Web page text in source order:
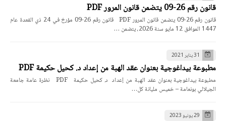
قانون رقم 26-09 يتضمن قانون المرور PDF
قانون رقم 26-09 يتضمن قانون المرور PDF قانون رقم 26-09 مؤرخ في 24 ذي القعدة عام
1447 الموافق 12 مايو سنة 2026، يتضمن …
31 يناير 2021
مطبوعة بيداغوجية بعنوان عقد الهبة من إعداد د. كحيل حكيمة PDF
مطبوعة بيداغوجية بعنوان عقد الهبة من إعداد د. كحيل حكيمة PDF نظرة عامة جامعة
الجيلالي بونعامة – خميس مليانة كل…
29 يونيو 2023